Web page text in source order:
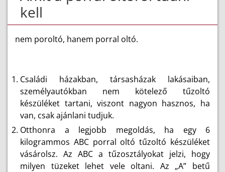
kell
nem poroltó, hanem porral oltó.
Családi házakban, társasházak lakásaiban,
személyautókban nem kötelező tűzoltó
készüléket tartani, viszont nagyon hasznos, ha
van, csak ajánlani tudjuk.
Otthonra a legjobb megoldás, ha egy 6
kilogrammos ABC porral oltó tűzoltó készüléket
vásárolsz. Az ABC a tűzosztályokat jelzi, hogy
milyen tüzeket lehet vele oltani. Az „A” betű